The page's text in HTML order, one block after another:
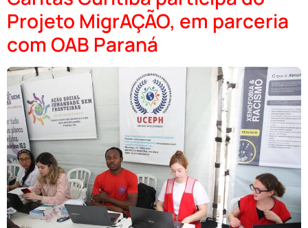
Projeto MigrAÇÃO, em parceria
com OAB Paraná